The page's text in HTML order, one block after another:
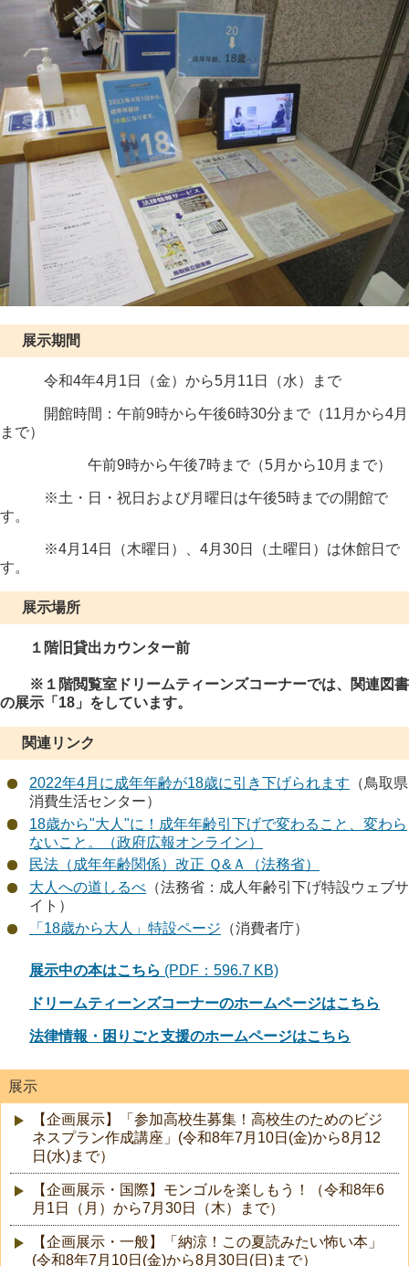
展示期間
令和4年4月1日（金）から5月11日（水）まで
開館時間：午前9時から午後6時30分まで（11月から4月
まで）
午前9時から午後7時まで（5月から10月まで）
※土・日・祝日および月曜日は午後5時までの開館で
す。
※4月14日（木曜日）、4月30日（土曜日） は休館日で
す。
展示場所
１階旧貸出カウンター前
※１階閲覧室ドリームティーンズコーナーでは、関連図書
の展示「18」をしています。
関連リンク
2022年4月に成年年齢が18歳に引き下げられます （鳥取県
消費生活センター）
18歳から"大人"に！成年年齢引下げで変わること、変わら
ないこと。（政府広報オンライン）
民法（成年年齢関係）改正 Ｑ&Ａ（法務省）
大人への道しるべ （法務省：成人年齢引下げ特設ウェブサ
イト）
「18歳から大人」特設ページ （消費者庁）
展示中の本はこちら (PDF：596.7 KB)
ドリームティーンズコーナーのホームページはこちら
法律情報・困りごと支援のホームページはこちら
展示
【企画展示】「参加高校生募集！高校生のためのビジ
ネスプラン作成講座」(令和8年7月10日(金)から8月12
日(水)まで）
【企画展示・国際】モンゴルを楽しもう！（令和8年6
月1日（月）から7月30日（木）まで）
【企画展示・一般】「納涼！この夏読みたい怖い本」
(令和8年7月10日(金)から8月30日(日)まで）